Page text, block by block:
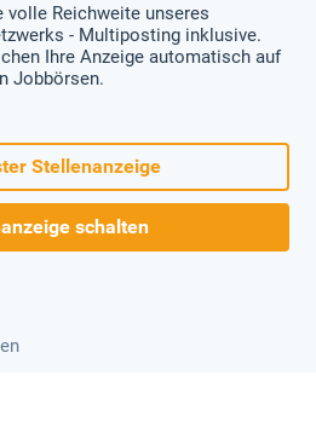
volle Reichweite unseres
- Multiposting inklusive.
Ihre Anzeige automatisch auf
Jobbörsen.
Stellenanzeige
schalten